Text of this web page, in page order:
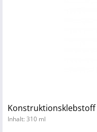
Inhalt: 310 ml